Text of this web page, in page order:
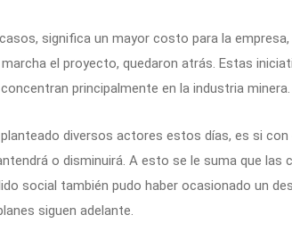
significa un mayor costo para la
el proyecto, quedaron atrás. Estas
principalmente en la industria minera.
diversos actores estos días, es si
o disminuirá. A esto se le suma que las
social también pudo haber ocasionado un
siguen adelante.